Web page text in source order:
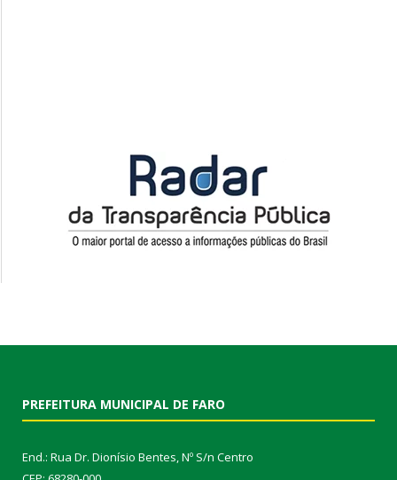
PREFEITURA MUNICIPAL DE FARO
End.: Rua Dr. Dionísio Bentes, Nº S/n Centro